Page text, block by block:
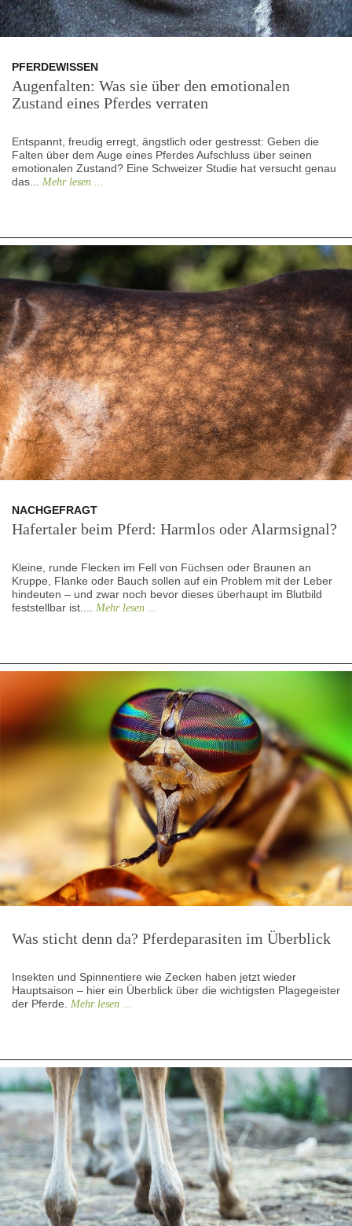
PFERDEWISSEN
Augenfalten: Was sie über den emotionalen
Zustand eines Pferdes verraten
Entspannt, freudig erregt, ängstlich oder gestresst: Geben die
Falten über dem Auge eines Pferdes Aufschluss über seinen
emotionalen Zustand? Eine Schweizer Studie hat versucht genau
das... Mehr lesen ...
NACHGEFRAGT
Hafertaler beim Pferd: Harmlos oder Alarmsignal?
Kleine, runde Flecken im Fell von Füchsen oder Braunen an
Kruppe, Flanke oder Bauch sollen auf ein Problem mit der Leber
hindeuten – und zwar noch bevor dieses überhaupt im Blutbild
feststellbar ist.... Mehr lesen ...
Was sticht denn da? Pferdeparasiten im Überblick
Insekten und Spinnentiere wie Zecken haben jetzt wieder
Hauptsaison – hier ein Überblick über die wichtigsten Plagegeister
der Pferde. Mehr lesen ...